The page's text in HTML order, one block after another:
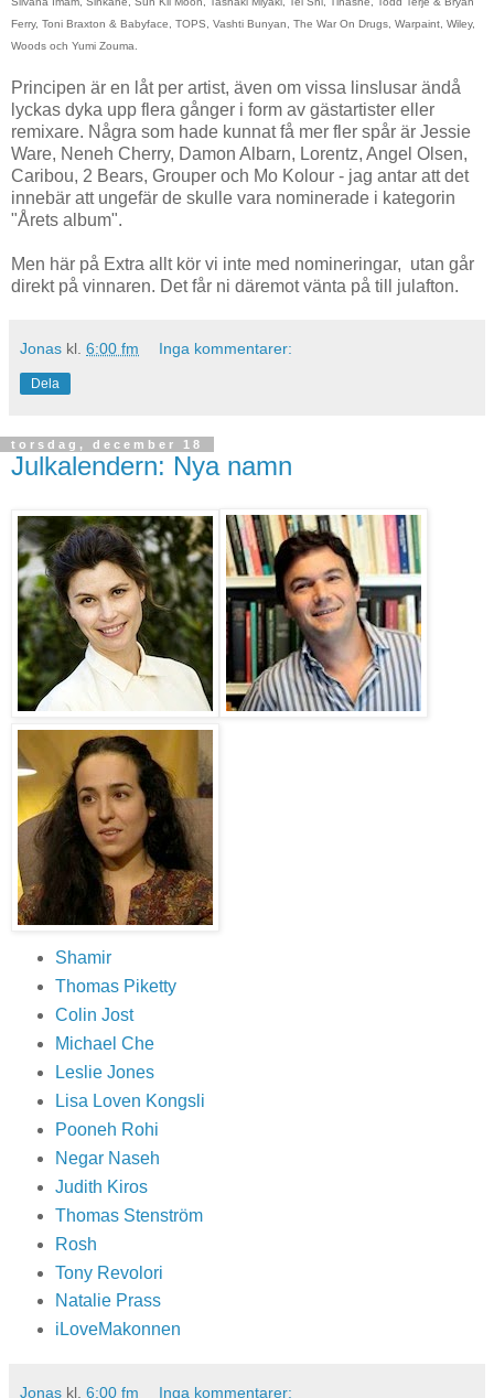
Ferry, Toni Braxton & Babyface, TOPS, Vashti Bunyan, The War On Drugs, Warpaint, Wiley,
Woods och Yumi Zouma.
Principen är en låt per artist, även om vissa linslusar ändå
lyckas dyka upp flera gånger i form av gästartister eller
remixare. Några som hade kunnat få mer fler spår är Jessie
Ware, Neneh Cherry, Damon Albarn, Lorentz, Angel Olsen,
Caribou, 2 Bears, Grouper och Mo Kolour - jag antar att det
innebär att ungefär de skulle vara nominerade i kategorin
"Årets album".
Men här på Extra allt kör vi inte med nomineringar, utan går
direkt på vinnaren. Det får ni däremot vänta på till julafton.
Jonas kl. 6:00 fm Inga kommentarer:
Dela
torsdag, december 18
Julkalendern: Nya namn
Shamir
Thomas Piketty
Colin Jost
Michael Che
Leslie Jones
Lisa Loven Kongsli
Pooneh Rohi
Negar Naseh
Judith Kiros
Thomas Stenström
Rosh
Tony Revolori
Natalie Prass
iLoveMakonnen
Jonas kl. 6:00 fm Inga kommentarer: